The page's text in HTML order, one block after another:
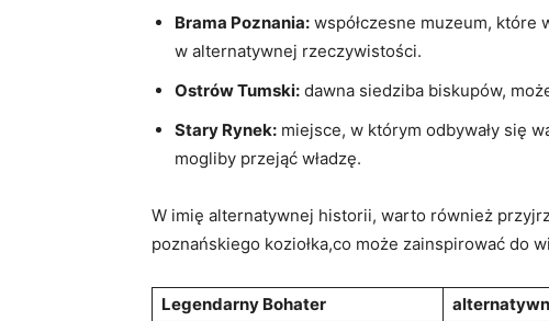
Brama Poznania: współczesne muzeum, które
w alternatywnej rzeczywistości.
Ostrów Tumski: dawna siedziba biskupów,
Stary Rynek: miejsce, w którym odbywały się
mogliby przejąć władzę.
W imię alternatywnej historii, warto również
poznańskiego koziołka,co może zainspirować do
Legendarny Bohater